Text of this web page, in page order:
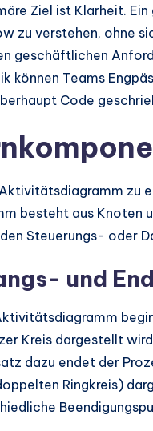
Ziel ist Klarheit.
zu verstehen, ohne
geschäftlichen
können Teams
Code
zu
besteht aus Knoten
Steuerungs- oder
und
Kreis dargestellt
dazu endet der
Ringkreis)